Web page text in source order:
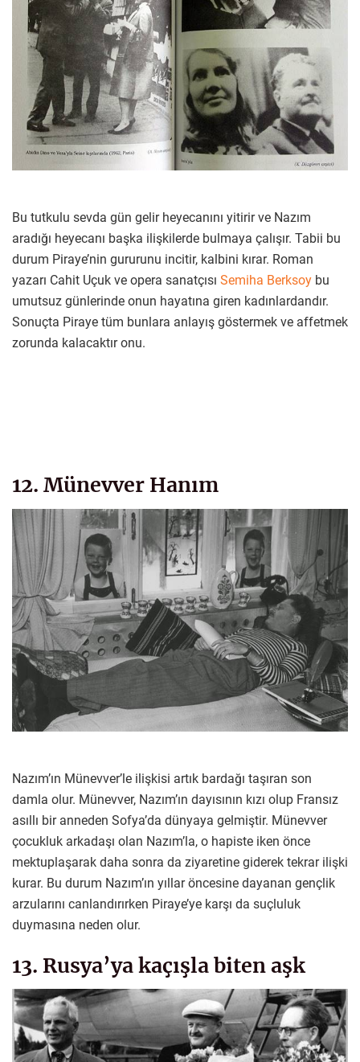
Bu tutkulu sevda gün gelir heyecanını yitirir ve Nazım
aradığı heyecanı başka ilişkilerde bulmaya çalışır. Tabii bu
durum Piraye’nin gururunu incitir, kalbini kırar. Roman
yazarı Cahit Uçuk ve opera sanatçısı Semiha Berksoy bu
umutsuz günlerinde onun hayatına giren kadınlardandır.
Sonuçta Piraye tüm bunlara anlayış göstermek ve affetmek
zorunda kalacaktır onu.
12. Münevver Hanım
Nazım’ın Münevver’le ilişkisi artık bardağı taşıran son
damla olur. Münevver, Nazım’ın dayısının kızı olup Fransız
asıllı bir anneden Sofya’da dünyaya gelmiştir. Münevver
çocukluk arkadaşı olan Nazım’la, o hapiste iken önce
mektuplaşarak daha sonra da ziyaretine giderek tekrar ilişki
kurar. Bu durum Nazım’ın yıllar öncesine dayanan gençlik
arzularını canlandırırken Piraye’ye karşı da suçluluk
duymasına neden olur.
13. Rusya’ya kaçışla biten aşk